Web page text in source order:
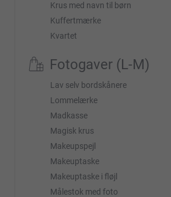
Krus med navn til børn
Kuffertmærke
Kvartet
Fotogaver (L-M)
Lav selv bordskånere
Lommelærke
Madkasse
Magisk krus
Makeupspejl
Makeuptaske
Makeuptaske i fløjl
Målestok med foto